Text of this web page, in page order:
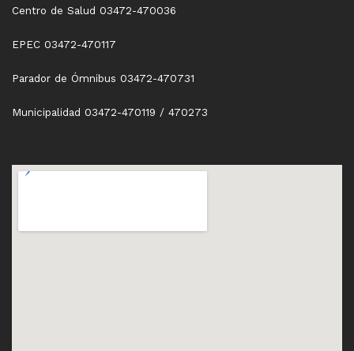
Centro de Salud 03472-470036
EPEC 03472-470117
Parador de Ómnibus 03472-470731
Municipalidad 03472-470119 / 470273